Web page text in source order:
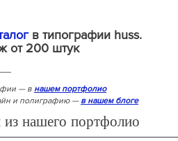
в типографии huss.
от 200 штук
— в нашем портфолио
и полиграфию — в нашем блоге
из нашего портфолио